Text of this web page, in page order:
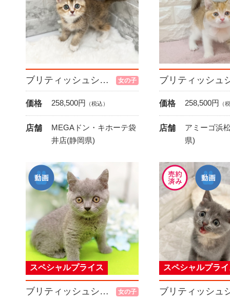
ブリティッシュショートヘア 女の子
価格 258,500円 （税込）
店舗
MEGAドン・キホーテ袋
井店(静岡県)
価格 258,500円 （
店舗
アミーゴ浜
県)
ブリティッシュショートヘア 女の子
スペシャルプライス スペシャルプラ